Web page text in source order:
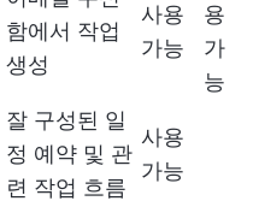
함에서 작업
생성
사용
가능
용
가
능
잘 구성된 일
정 예약 및 관
련 작업 흐름
사용
가능